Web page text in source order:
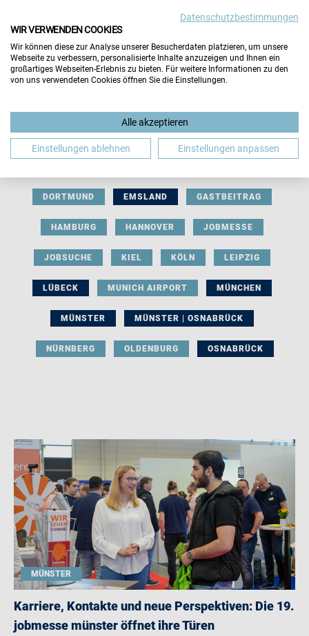
BERUFLICHE ORIENTIERUNG BEWERBUNG
DORTMUND EMSLAND GASTBEITRAG
HAMBURG HANNOVER JOBMESSE
JOBSUCHE KIEL KÖLN LEIPZIG
LÜBECK MUNICH AIRPORT MÜNCHEN
MÜNSTER MÜNSTER | OSNABRÜCK
NÜRNBERG OLDENBURG OSNABRÜCK
MÜNSTER
Karriere, Kontakte und neue Perspektiven: Die 19.
jobmesse münster öffnet ihre Türen
Datenschutzbestimmungen
WIR VERWENDEN COOKIES
Wir können diese zur Analyse unserer Besucherdaten platzieren, um unsere
Webseite zu verbessern, personalisierte Inhalte anzuzeigen und Ihnen ein
großartiges Webseiten-Erlebnis zu bieten. Für weitere Informationen zu den
von uns verwendeten Cookies öffnen Sie die Einstellungen.
Alle akzeptieren
Einstellungen ablehnen Einstellungen anpassen